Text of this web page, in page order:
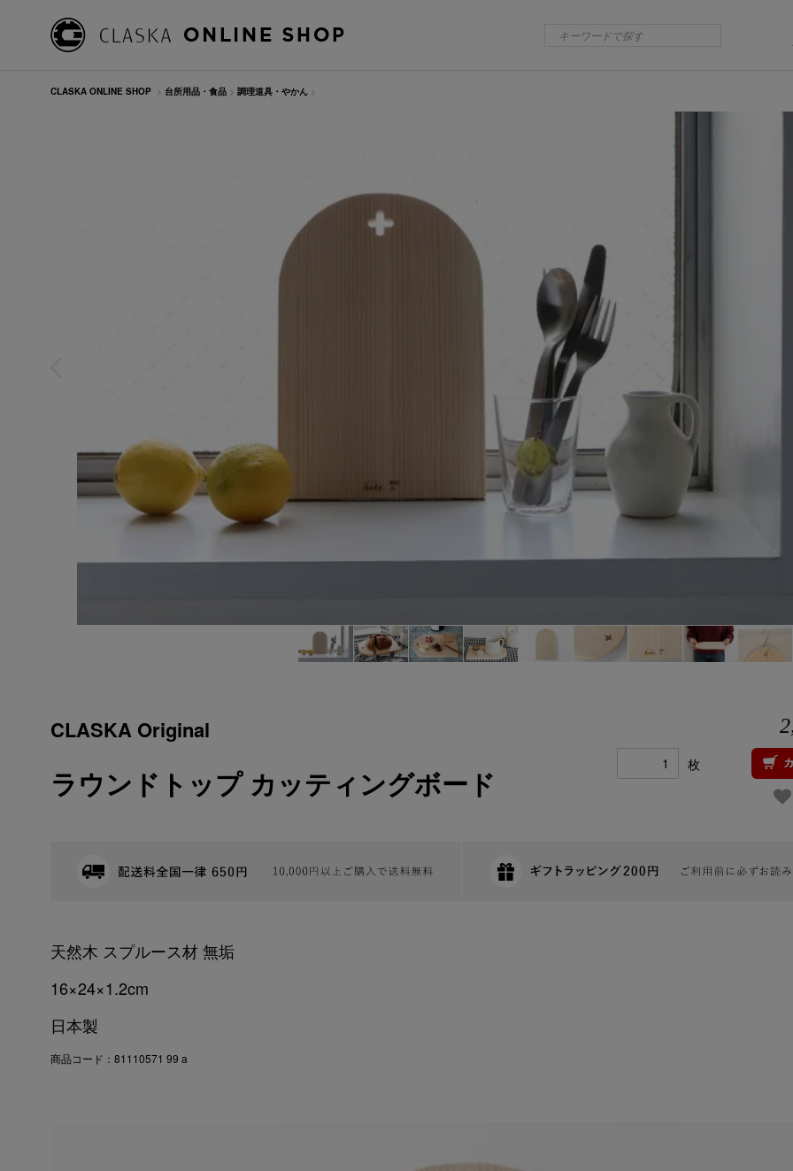
CLASKA ONLINE SHOP > 台所用品・食品 > 調理道具・やかん >
CLASKA Original
ラウンドトップ カッティングボード
枚
天然木 スプルース材 無垢
16×24×1.2cm
日本製
商品コード：81110571 99 a